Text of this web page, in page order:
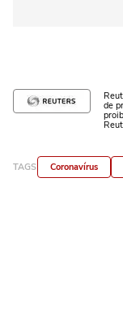
de
TAGS Coronavírus